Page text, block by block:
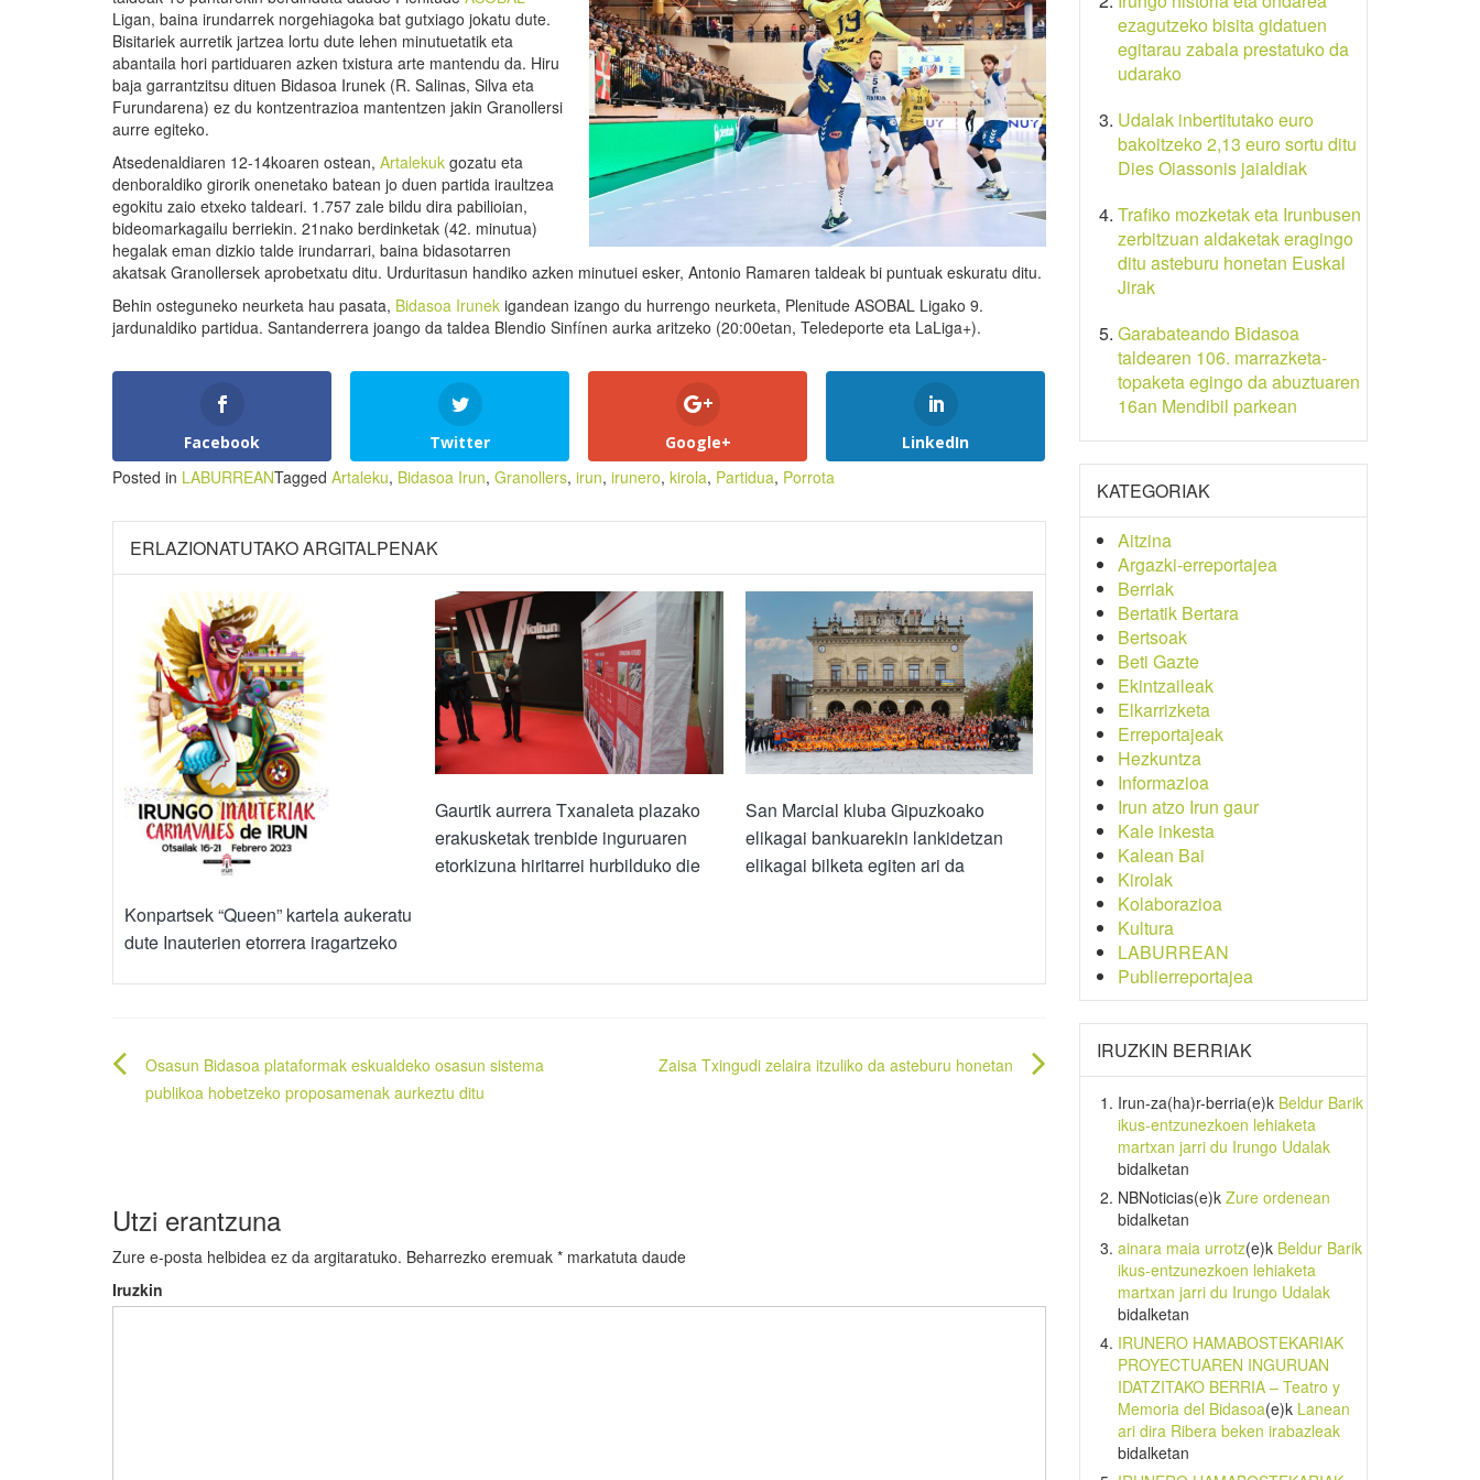
Ligan, baina irundarrek norgehiagoka bat gutxiago jokatu dute.
Bisitariek aurretik jartzea lortu dute lehen minutuetatik eta
abantaila hori partiduaren azken txistura arte mantendu da. Hiru
baja garrantzitsu dituen Bidasoa Irunek (R. Salinas, Silva eta
Furundarena) ez du kontzentrazioa mantentzen jakin Granollersi
aurre egiteko.
Atsedenaldiaren 12-14koaren ostean, Artalekuk gozatu eta
denboraldiko girorik onenetako batean jo duen partida iraultzea
egokitu zaio etxeko taldeari. 1.757 zale bildu dira pabilioian,
bideomarkagailu berriekin. 21nako berdinketak (42. minutua)
hegalak eman dizkio talde irundarrari, baina bidasotarren
akatsak Granollersek aprobetxatu ditu. Urduritasun handiko azken minutuei esker, Antonio Ramaren taldeak bi puntuak eskuratu ditu.
Behin osteguneko neurketa hau pasata, Bidasoa Irunek igandean izango du hurrengo neurketa, Plenitude ASOBAL Ligako 9.
jardunaldiko partidua. Santanderrera joango da taldea Blendio Sinfínen aurka aritzeko (20:00etan, Teledeporte eta LaLiga+).
Facebook Twitter Google+ LinkedIn
Posted in LABURREANTagged Artaleku, Bidasoa Irun, Granollers, irun, irunero, kirola, Partidua, Porrota
ERLAZIONATUTAKO ARGITALPENAK
Konpartsek “Queen” kartela aukeratu
dute Inauterien etorrera iragartzeko
Gaurtik aurrera Txanaleta plazako
erakusketak trenbide inguruaren
etorkizuna hiritarrei hurbilduko die
San Marcial kluba Gipuzkoako
elikagai bankuarekin lankidetzan
elikagai bilketa egiten ari da
Bidalketetan
zehar
Osasun Bidasoa plataformak eskualdeko osasun sistema
publikoa hobetzeko proposamenak aurkeztu ditu
Zaisa Txingudi zelaira itzuliko da asteburu honetan
Utzi erantzuna
Zure e-posta helbidea ez da argitaratuko. Beharrezko eremuak * markatuta daude
Iruzkin
ezagutzeko bisita gidatuen
egitarau zabala prestatuko da
udarako
Udalak inbertitutako euro
bakoitzeko 2,13 euro sortu ditu
Dies Oiassonis jaialdiak
Trafiko mozketak eta Irunbusen
zerbitzuan aldaketak eragingo
ditu asteburu honetan Euskal
Jirak
Garabateando Bidasoa
taldearen 106. marrazketa-
topaketa egingo da abuztuaren
16an Mendibil parkean
KATEGORIAK
Aitzina
Argazki-erreportajea
Berriak
Bertatik Bertara
Bertsoak
Beti Gazte
Ekintzaileak
Elkarrizketa
Erreportajeak
Hezkuntza
Informazioa
Irun atzo Irun gaur
Kale inkesta
Kalean Bai
Kirolak
Kolaborazioa
Kultura
LABURREAN
Publierreportajea
IRUZKIN BERRIAK
Irun-za(ha)r-berria(e)k Beldur Barik
ikus-entzunezkoen lehiaketa
martxan jarri du Irungo Udalak
bidalketan
NBNoticias(e)k Zure ordenean
bidalketan
ainara maia urrotz(e)k Beldur Barik
ikus-entzunezkoen lehiaketa
martxan jarri du Irungo Udalak
bidalketan
IRUNERO HAMABOSTEKARIAK
PROYECTUAREN INGURUAN
IDATZITAKO BERRIA – Teatro y
Memoria del Bidasoa(e)k Lanean
ari dira Ribera beken irabazleak
bidalketan